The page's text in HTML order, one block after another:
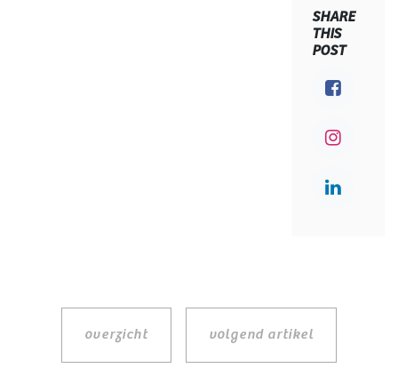
SHARE
THIS
POST
overzicht volgend artikel